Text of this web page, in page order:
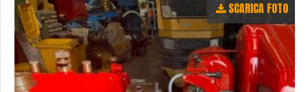
SCARICA FOTO